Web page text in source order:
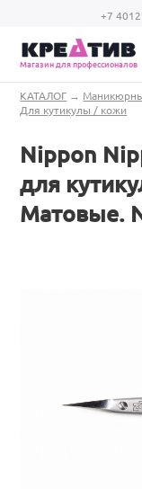
Перейти к основному
+7 4012
Магазин для профессионалов
Вы здесь
КАТАЛОГ →
Для кутикулы / кожи
Nippon
для
Матовые.